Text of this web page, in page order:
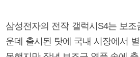
삼성전자의 전작 갤럭시S4는 보
운데 출시된 탓에 국내 시장에서